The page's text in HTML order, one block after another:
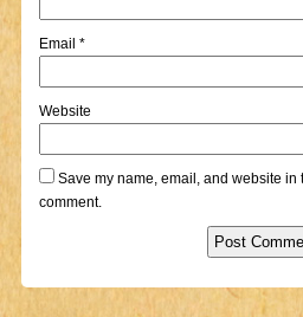
Email *
Website
Save my name, email, and website in
comment.